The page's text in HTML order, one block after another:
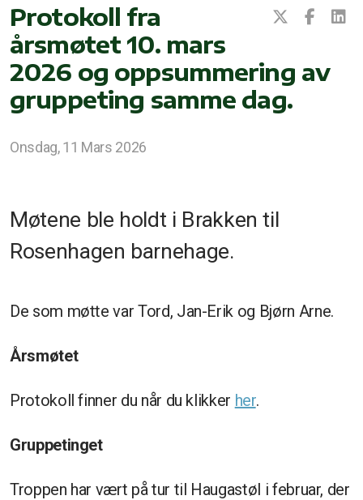
Protokoll fra
årsmøtet 10. mars
2026 og oppsummering av
gruppeting samme dag.
Onsdag, 11 Mars 2026
Møtene ble holdt i Brakken til
Rosenhagen barnehage.
De som møtte var Tord, Jan-Erik og Bjørn Arne.
Årsmøtet
Protokoll finner du når du klikker her.
Gruppetinget
Troppen har vært på tur til Haugastøl i februar, der